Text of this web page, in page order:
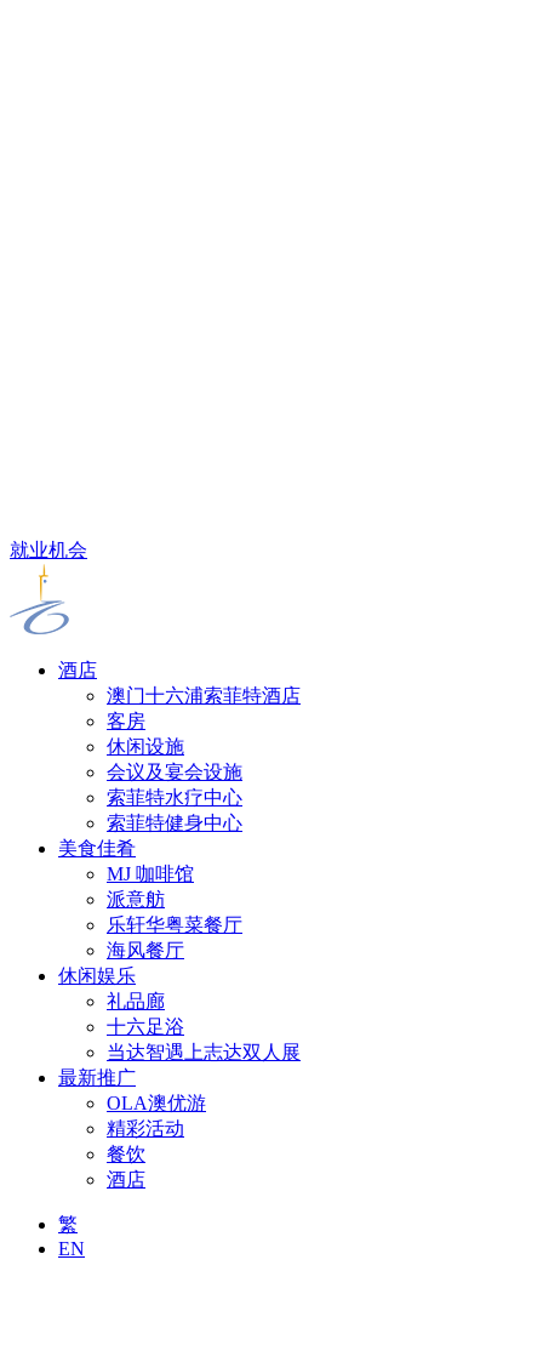
就业机会
酒店
澳门十六浦索菲特酒店
客房
休闲设施
会议及宴会设施
索菲特水疗中心
索菲特健身中心
美食佳肴
MJ 咖啡馆
派意舫
乐轩华粤菜餐厅
海风餐厅
休闲娱乐
礼品廊
十六足浴
当达智遇上志达双人展
最新推广
OLA澳优游
精彩活动
餐饮
酒店
繁
EN